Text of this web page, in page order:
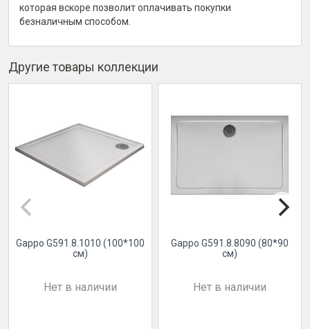
которая вскоре позволит оплачивать покупки
безналичным способом.
Другие товары коллекции
Gappo G591.8.1010 (100*100
см)
Нет в наличии
Gappo G591.8.8090 (80*90
см)
Нет в наличии